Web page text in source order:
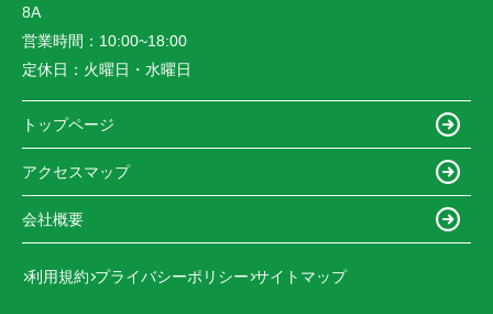
8A
営業時間： 10:00~18:00
定休日： 火曜日・水曜日
トップページ
アクセスマップ
会社概要
利用規約 プライバシーポリシー サイトマップ